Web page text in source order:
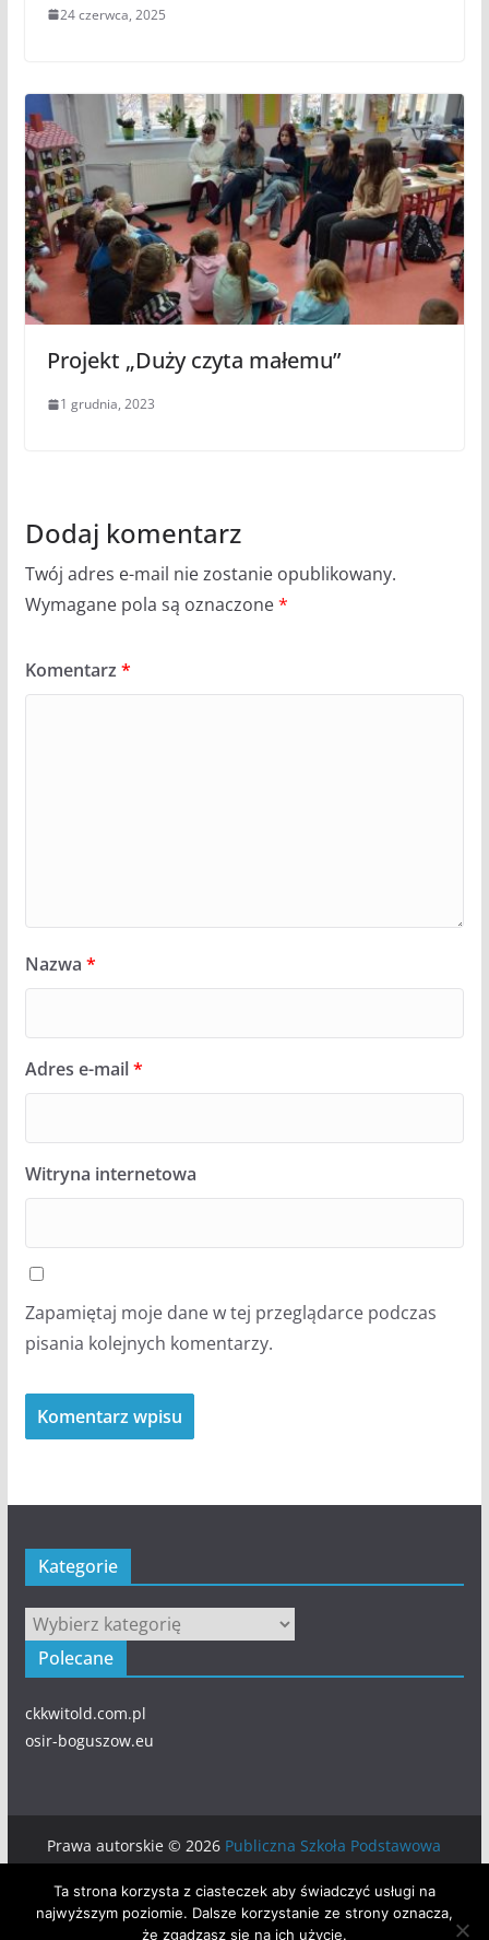
24 czerwca, 2025
Projekt „Duży czyta małemu”
1 grudnia, 2023
Dodaj komentarz
Twój adres e-mail nie zostanie opublikowany.
Wymagane pola są oznaczone*
Komentarz *
Nazwa *
Adres e-mail*
Witryna internetowa
Zapamiętaj moje dane w tej przeglądarce podczas
pisania kolejnych komentarzy.
Kategorie
Kategorie
Polecane
ckkwitold.com.pl
osir-boguszow.eu
Prawa autorskie © 2026 Publiczna Szkoła Podstawowa
zastrzeżone.
Motyw:
ColorMag stworzony przez ThemeGrill. Wspierane
Ta strona korzysta z ciasteczek aby świadczyć usługi na
najwyższym poziomie. Dalsze korzystanie ze strony oznacza,
że zgadzasz się na ich użycie.